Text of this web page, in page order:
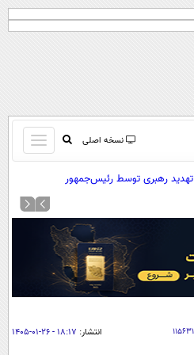
نسخه اصلی
باز
و
کردن
اول
آرشیو
نظرسنجی
آب و هوا
شرعی
زندگی
رهبری توسط رئیس‌جمهور
انتشار: ۱۸:۱۷ - ۲۶-۰۱-۱۴۰۵